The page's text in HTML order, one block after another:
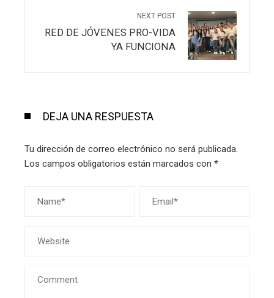
NEXT POST
RED DE JÓVENES PRO-VIDA
YA FUNCIONA
DEJA UNA RESPUESTA
Tu dirección de correo electrónico no será publicada.
Los campos obligatorios están marcados con *